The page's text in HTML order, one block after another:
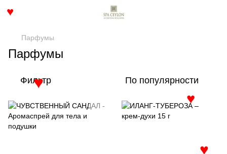
Парфумы
Парфумы
Фильтр По популярности
♥
♥
♥